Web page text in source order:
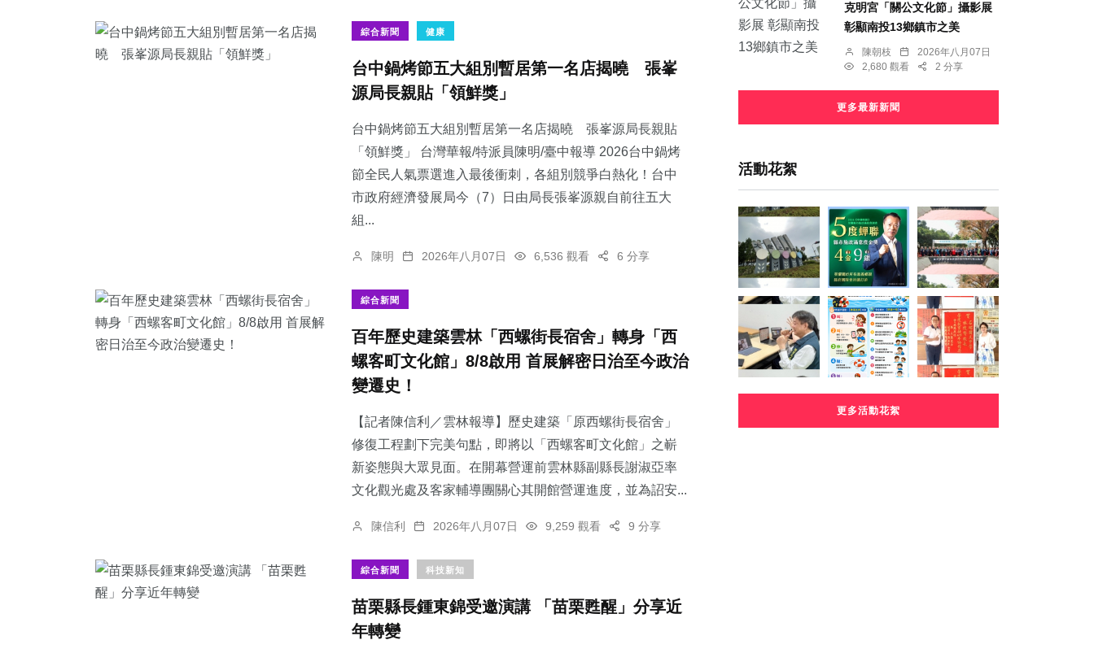
綜合新聞 健康
台中鍋烤節五大組別暫居第一名店揭曉 張峯
源局長親貼「領鮮獎」
台中鍋烤節五大組別暫居第一名店揭曉 張峯源局長親貼
「領鮮獎」 台灣華報/特派員陳明/臺中報導 2026台中鍋烤
節全民人氣票選進入最後衝刺，各組別競爭白熱化！台中
市政府經濟發展局今（7）日由局長張峯源親自前往五大
組...
陳明 2026年八月07日 6,536 觀看 6 分享
綜合新聞
百年歷史建築雲林「西螺街長宿舍」轉身「西
螺客町文化館」8/8啟用 首展解密日治至今政治
變遷史！
【記者陳信利／雲林報導】歷史建築「原西螺街長宿舍」
修復工程劃下完美句點，即將以「西螺客町文化館」之嶄
新姿態與大眾見面。在開幕營運前雲林縣副縣長謝淑亞率
文化觀光處及客家輔導團關心其開館營運進度，並為詔安...
陳信利 2026年八月07日 9,259 觀看 9 分享
綜合新聞 科技新知
苗栗縣長鍾東錦受邀演講 「苗栗甦醒」分享近
年轉變
克明宮「關公文化節」攝影展
彰顯南投13鄉鎮市之美
陳朝枝
2026年八月07日
2,680 觀看
2 分享
更多最新新聞
活動花絮
更多活動花絮